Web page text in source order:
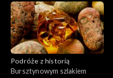
Podróże z historią
Bursztynowym szlakiem